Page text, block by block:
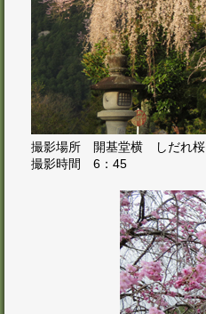
撮影場所 開基堂横 しだれ桜
撮影時間 6：45